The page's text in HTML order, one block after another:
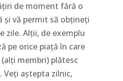
de moment fără o
vă permit să obțineți
zile. Alții, de exemplu
pe orice piață în care
membri) plătesc
aștepta zilnic,